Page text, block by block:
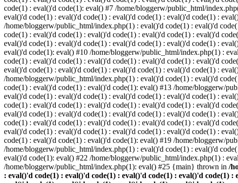
code(1) : eval()'d code(1): eval() #7 /home/bloggerw/public_html/
eval()'d code(1) : eval()'d code(1) : eval()'d code(1) : eval()'d code(1) :
/home/bloggerw/public_html/index.php(1) : eval()'d code(1) : eval()'d
code(1) : eval()'d code(1) : eval()'d code(1) : eval()'d code(1) : eval()'d
eval()'d code(1) : eval()'d code(1) : eval()'d code(1) : eval()'d code(1) :
eval()'d code(1): eval() #10 /home/bloggerw/public_html/index.php(1) :
code(1) : eval()'d code(1) : eval()'d code(1) : eval()'d code(1) : eval()'d
eval()'d code(1) : eval()'d code(1) : eval()'d code(1) : eval()'d code(1) :
/home/bloggerw/public_html/index.php(1) : eval()'d code(1) : eval()'d
code(1) : eval()'d code(1) : eval()'d code(1): eval() #13 /home/bloggerw/
eval()'d code(1) : eval()'d code(1) : eval()'d code(1) : eval()'d code(1) :
code(1) : eval()'d code(1) : eval()'d code(1) : eval()'d code(1) : eval()'d
eval()'d code(1) : eval()'d code(1) : eval()'d code(1) : eval()'d code(1) :
code(1) : eval()'d code(1) : eval()'d code(1) : eval()'d code(1) : eval()'d
eval()'d code(1) : eval()'d code(1) : eval()'d code(1) : eval()'d code(1) :
code(1) : eval()'d code(1) : eval()'d code(1): eval() #19 /home/bloggerw/
/home/bloggerw/public_html/index.php(1) : eval()'d code(1) : eval()'d
eval()'d code(1): eval() #22 /home/bloggerw/public_html/index.php(1) :
/home/bloggerw/public_html/index.php(1): eval() #25 {main} thrown in /
: eval()'d code(1) : eval()'d code(1) : eval()'d code(1) : eval()'d code(1)